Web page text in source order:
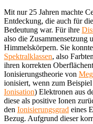
Mit nur 25 Jahren machte
Entdeckung, die auch für
Bedeutung war. Für ihre
also die Zusammensetzung
Himmelskörpern. Sie
Spektralklassen, also
ihren korrekten
Ionisierungstheorie von
ionisiert, wenn zum
Ionisation) Elektronen aus
diese als positive Ionen
den Ionisierungsgrad eines
Bezug. Aufgrund dieser